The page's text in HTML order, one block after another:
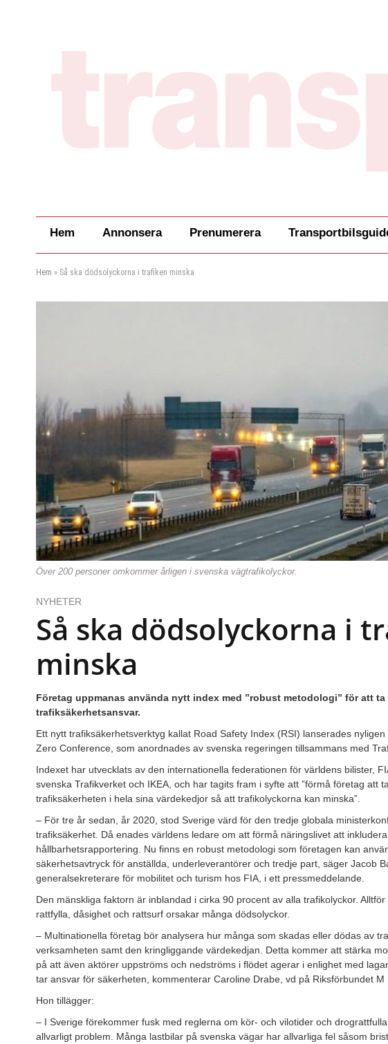
Hem Annonsera Prenumerera
Hem » Så ska dödsolyckorna i trafiken minska
Över 200 personer omkommer årligen i svenska vägtrafikolyckor.
NYHETER
Så ska dödsolyckorna i
minska
Företag uppmanas använda nytt index med ”robust metodologi” för att
trafiksäkerhetsansvar.
Ett nytt trafiksäkerhetsverktyg kallat Road Safety Index (RSI) lanserades
Zero Conference, som anordnades av svenska regeringen tillsammans med
Indexet har utvecklats av den internationella federationen för världens bilister,
svenska Trafikverket och IKEA, och har tagits fram i syfte att ”förmå företag att
trafiksäkerheten i hela sina värdekedjor så att trafikolyckorna kan minska”.
– För tre år sedan, år 2020, stod Sverige värd för den tredje globala
trafiksäkerhet. Då enades världens ledare om att förmå näringslivet att
hållbarhetsrapportering. Nu finns en robust metodologi som företagen kan
säkerhetsavtryck för anställda, underleverantörer och tredje part, säger Jacob
generalsekreterare för mobilitet och turism hos FIA, i ett pressmeddelande.
Den mänskliga faktorn är inblandad i cirka 90 procent av alla trafikolyckor. Alltför
rattfylla, dåsighet och rattsurf orsakar många dödsolyckor.
– Multinationella företag bör analysera hur många som skadas eller dödas av
verksamheten samt den kringliggande värdekedjan. Detta kommer att stärka
på att även aktörer uppströms och nedströms i flödet agerar i enlighet med
tar ansvar för säkerheten, kommenterar Caroline Drabe, vd på Riksförbundet M
Hon tillägger:
– I Sverige förekommer fusk med reglerna om kör- och vilotider och
allvarligt problem. Många lastbilar på svenska vägar har allvarliga fel såsom